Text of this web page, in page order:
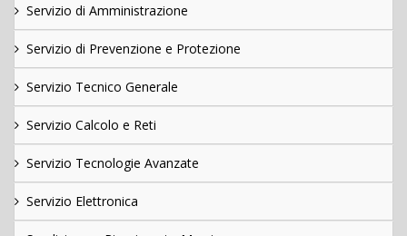
Servizio di Amministrazione
Servizio di Prevenzione e Protezione
Servizio Tecnico Generale
Servizio Calcolo e Reti
Servizio Tecnologie Avanzate
Servizio Elettronica